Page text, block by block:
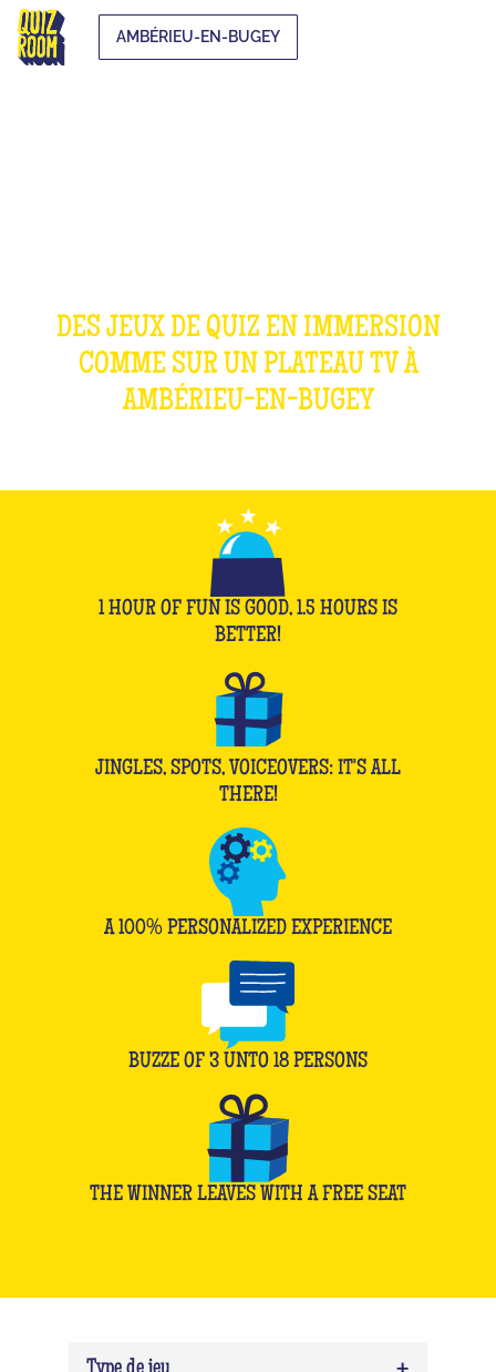
AMBÉRIEU-EN-BUGEY
DES JEUX DE QUIZ EN IMMERSION
COMME SUR UN PLATEAU TV À
AMBÉRIEU-EN-BUGEY
1 HOUR OF FUN IS GOOD, 1.5 HOURS IS
BETTER!
JINGLES, SPOTS, VOICEOVERS: IT'S ALL
THERE!
A 100% PERSONALIZED EXPERIENCE
BUZZE OF 3 UNTO 18 PERSONS
THE WINNER LEAVES WITH A FREE SEAT